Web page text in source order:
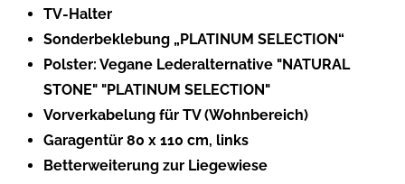
TV-Halter
Sonderbeklebung „PLATINUM SELECTION“
Polster: Vegane Lederalternative "NATURAL
STONE" "PLATINUM SELECTION"
Vorverkabelung für TV (Wohnbereich)
Garagentür 80 x 110 cm, links
Betterweiterung zur Liegewiese